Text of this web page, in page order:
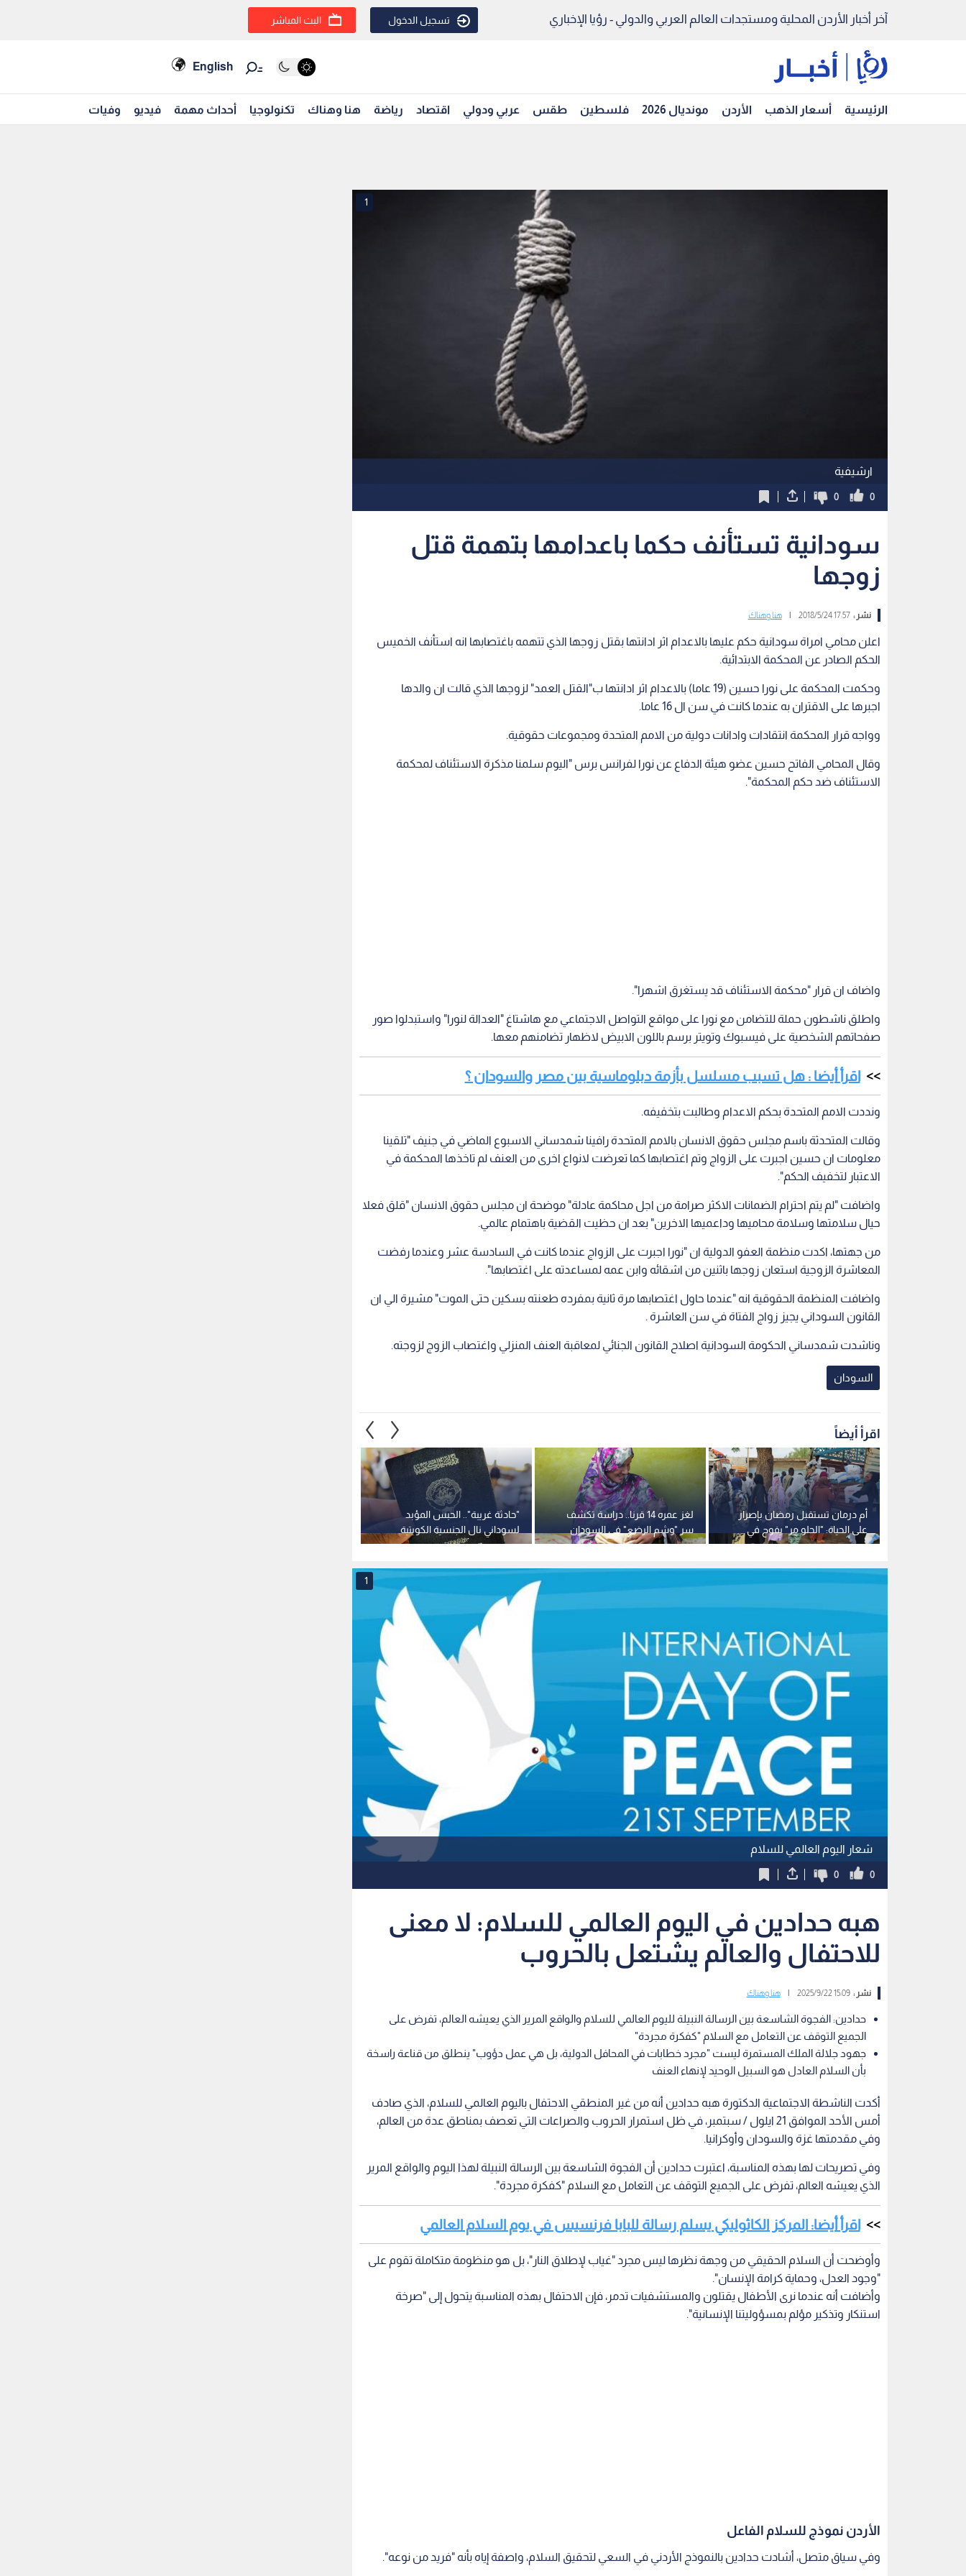
آخر أخبار الأردن المحلية ومستجدات العالم العربي والدولي - رؤيا الإخباري تسجيل الدخول البث المباشر
English
الرئيسية أسعار الذهب الأردن مونديال 2026 فلسطين طقس عربي ودولي اقتصاد رياضة هنا وهناك تكنولوجيا أحداث مهمة فيديو وفيات
ارشيفية
1
0
0
سودانية تستأنف حكما باعدامها بتهمة قتل
زوجها
نشر :17:57 2018/5/24 هنا وهناك
اعلن محامي امراة سودانية حكم عليها بالاعدام اثر ادانتها بقتل زوجها الذي تتهمه باغتصابها انه استأنف الخميس
الحكم الصادر عن المحكمة الابتدائية.
وحكمت المحكمة على نورا حسين (19 عاما) بالاعدام اثر ادانتها ب"القتل العمد" لزوجها الذي قالت ان والدها
اجبرها على الاقتران به عندما كانت في سن ال 16 عاما.
وواجه قرار المحكمة انتقادات وادانات دولية من الامم المتحدة ومجموعات حقوقية.
وقال المحامي الفاتح حسين عضو هيئة الدفاع عن نورا لفرانس برس "اليوم سلمنا مذكرة الاستئناف لمحكمة
الاستئناف ضد حكم المحكمة".
واضاف ان قرار "محكمة الاستئناف قد يستغرق اشهرا".
واطلق ناشطون حملة للتضامن مع نورا على مواقع التواصل الاجتماعي مع هاشتاغ "العدالة لنورا" واستبدلوا صور
صفحاتهم الشخصية على فيسبوك وتويتر برسم باللون الابيض لاظهار تضامنهم معها.
اقرأ أيضا : هل تسبب مسلسل بأزمة دبلوماسية بين مصر والسودان ؟
ونددت الامم المتحدة بحكم الاعدام وطالبت بتخفيفه.
وقالت المتحدثة باسم مجلس حقوق الانسان بالامم المتحدة رافينا شمدساني الاسبوع الماضي في جنيف "تلقينا
معلومات ان حسين اجبرت على الزواج وتم اغتصابها كما تعرضت لانواع اخرى من العنف لم تاخذها المحكمة في
الاعتبار لتخفيف الحكم".
واضافت "لم يتم احترام الضمانات الاكثر صرامة من اجل محاكمة عادلة" موضحة ان مجلس حقوق الانسان "قلق فعلا
حيال سلامتها وسلامة محاميها وداعميها الاخرين" بعد ان حظيت القضية باهتمام عالمي.
من جهتها، اكدت منظمة العفو الدولية ان "نورا اجبرت على الزواج عندما كانت في السادسة عشر وعندما رفضت
المعاشرة الزوجية استعان زوجها باثنين من اشقائه وابن عمه لمساعدته على اغتصابها".
واضافت المنظمة الحقوقية انه "عندما حاول اغتصابها مرة ثانية بمفرده طعنته بسكين حتى الموت" مشيرة الي ان
القانون السوداني يجيز زواج الفتاة في سن العاشرة .
وناشدت شمدساني الحكومة السودانية اصلاح القانون الجنائي لمعاقبة العنف المنزلي واغتصاب الزوج لزوجته.
السودان
اقرأ أيضاً
"حادثة غريبة".. الحبس المؤبد
لسوداني نال الجنسية الكويتية
بالتزوير من "أبوين مجهولين"
لغز عمره 14 قرنا.. دراسة تكشف
سر "وشم الرضع" في السودان
أم درمان تستقبل رمضان بإصرار
على الحياة: "الحلو مر" يفوح في
الأحياء والأسواق تستعيد بريقها
شعار اليوم العالمي للسلام
1
0
0
هبه حدادين في اليوم العالمي للسلام: لا معنى
للاحتفال والعالم يشتعل بالحروب
نشر :15:09 2025/9/22 هنا وهناك
حدادين: الفجوة الشاسعة بين الرسالة النبيلة لليوم العالمي للسلام والواقع المرير الذي يعيشه العالم، تفرض على
الجميع التوقف عن التعامل مع السلام "كفكرة مجردة"
جهود جلالة الملك المستمرة ليست "مجرد خطابات في المحافل الدولية، بل هي عمل دؤوب" ينطلق من قناعة راسخة
بأن السلام العادل هو السبيل الوحيد لإنهاء العنف
أكدت الناشطة الاجتماعية الدكتورة هبه حدادين أنه من غير المنطقي الاحتفال باليوم العالمي للسلام، الذي صادف
أمس الأحد الموافق 21 ايلول / سبتمبر، في ظل استمرار الحروب والصراعات التي تعصف بمناطق عدة من العالم،
وفي مقدمتها غزة والسودان وأوكرانيا.
وفي تصريحات لها بهذه المناسبة، اعتبرت حدادين أن الفجوة الشاسعة بين الرسالة النبيلة لهذا اليوم والواقع المرير
الذي يعيشه العالم، تفرض على الجميع التوقف عن التعامل مع السلام "كفكرة مجردة".
اقرأ أيضا: المركز الكاثوليكي يسلم رسالة للبابا فرنسيس في يوم السلام العالمي
وأوضحت أن السلام الحقيقي من وجهة نظرها ليس مجرد "غياب لإطلاق النار"، بل هو منظومة متكاملة تقوم على
"وجود العدل، وحماية كرامة الإنسان".
وأضافت أنه عندما نرى الأطفال يقتلون والمستشفيات تدمر، فإن الاحتفال بهذه المناسبة يتحول إلى "صرخة
استنكار وتذكير مؤلم بمسؤوليتنا الإنسانية".
الأردن نموذج للسلام الفاعل
وفي سياق متصل، أشادت حدادين بالنموذج الأردني في السعي لتحقيق السلام، واصفة إياه بأنه "فريد من نوعه".